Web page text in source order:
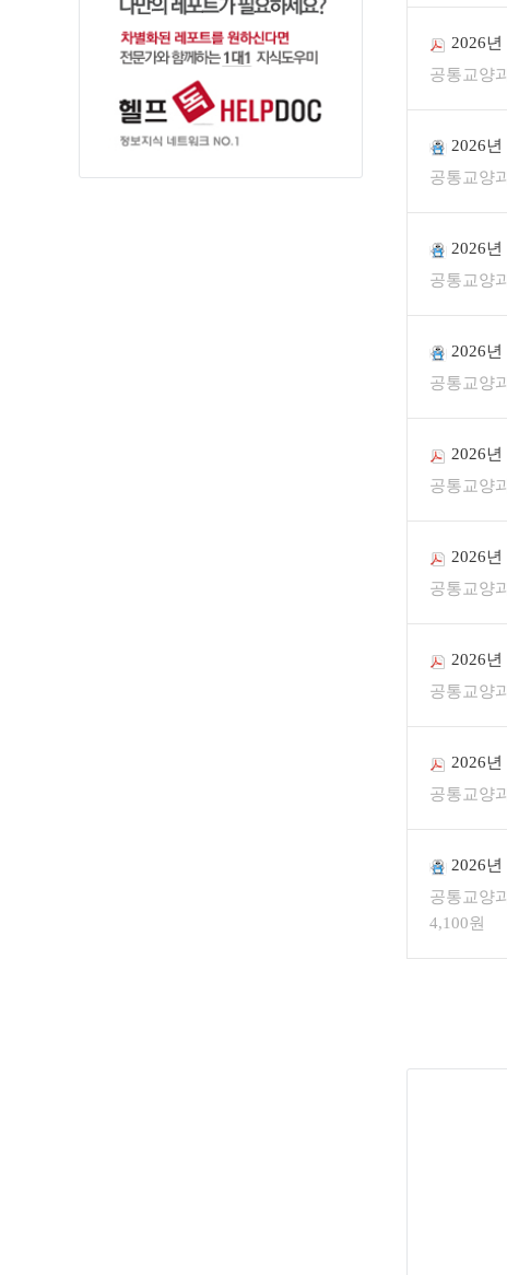
2026년
공통교양
2026년
공통교양
2026년
공통교양
2026년
공통교양
2026년
공통교양
2026년
공통교양
2026년
공통교양
2026년
공통교양
2026년
공통교양
4,100원